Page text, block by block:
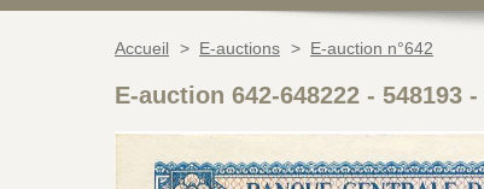
Accueil > E-auctions > E-auction n°642
E-auction 642-648222 - 548193 -